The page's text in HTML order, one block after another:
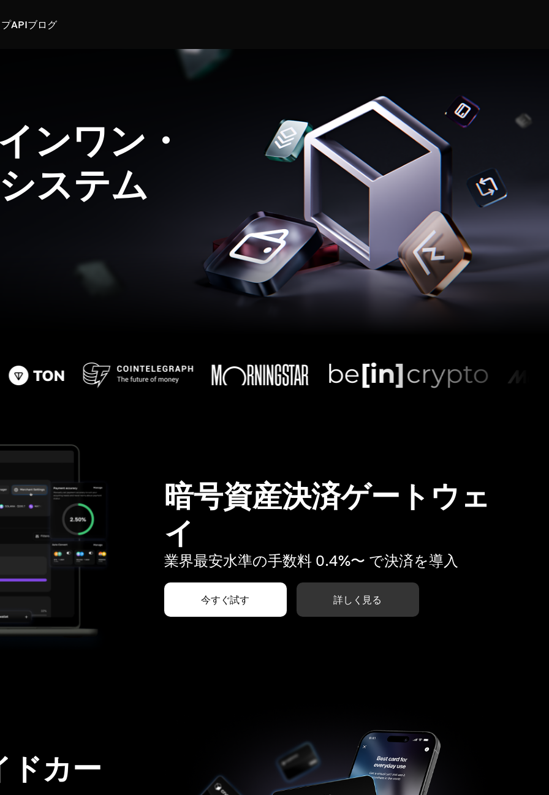
APIブログ
ンワン・
ステム
暗号資産決済ゲートウェ
イ
業界最安水準の手数料 0.4%〜 で決済を導入
今すぐ試す 詳しく見る
ドカー